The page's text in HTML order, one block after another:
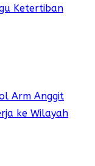
Ketertiban
Arm Anggit
ke Wilayah